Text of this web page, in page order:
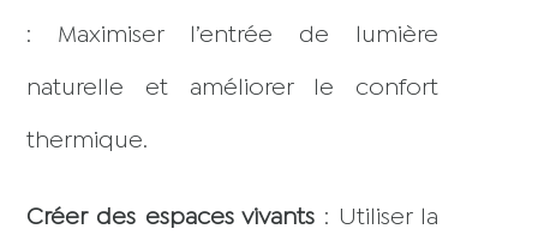
: Maximiser l’entrée de lumière
naturelle et améliorer le confort
thermique.
Créer des espaces vivants : Utiliser la